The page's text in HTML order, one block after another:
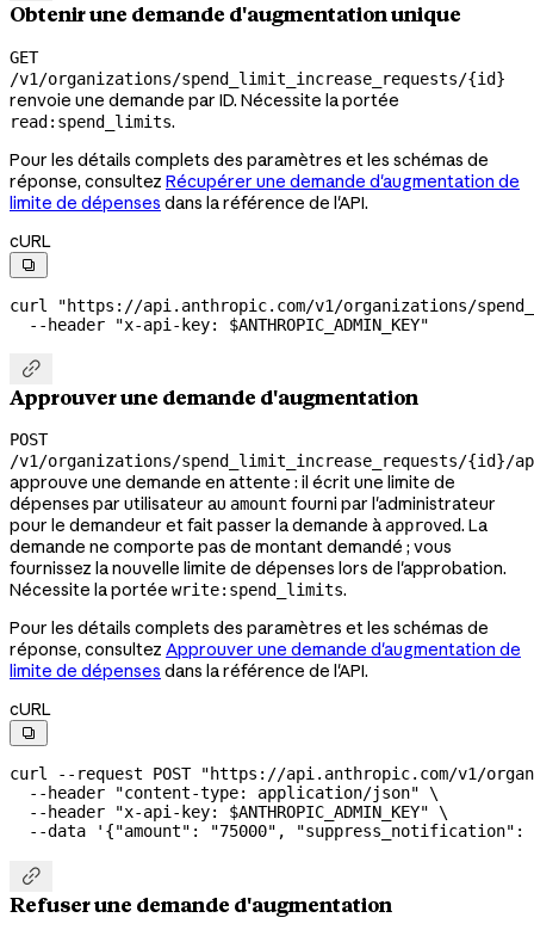
Obtenir une demande d'augmentation unique
GET
/v1/organizations/spend_limit_increase_requests/{id}
renvoie une demande par ID. Nécessite la portée
read:spend_limits.
Pour les détails complets des paramètres et les schémas de
réponse, consultez Récupérer une demande d'augmentation de
limite de dépenses dans la référence de l'API.
cURL

curl
"https://api.anthropic.com/v1/organizations/
  --header
"x-api-key: $ANTHROPIC_ADMIN_KEY"

Approuver une demande d'augmentation
POST
/v1/organizations/spend_limit_increase_requests/{id}/
approuve une demande en attente : il écrit une limite de
dépenses par utilisateur au amount fourni par l'administrateur
pour le demandeur et fait passer la demande à approved. La
demande ne comporte pas de montant demandé ; vous
fournissez la nouvelle limite de dépenses lors de l'approbation.
Nécessite la portée write:spend_limits.
Pour les détails complets des paramètres et les schémas de
réponse, consultez Approuver une demande d'augmentation de
limite de dépenses dans la référence de l'API.
cURL

curl --request POST "https://api.anthropic.com/v1/
  --header
"content-type: application/json" \
  --header
"x-api-key: $ANTHROPIC_ADMIN_KEY" \
  --data
'{"amount": "75000",

Refuser une demande d'augmentation